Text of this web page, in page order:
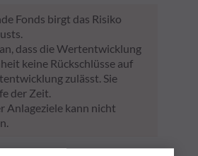
Fonds birgt das Risiko
dass die Wertentwicklung
keine Rückschlüsse auf
zulässt. Sie
der Zeit.
Anlageziele kann nicht